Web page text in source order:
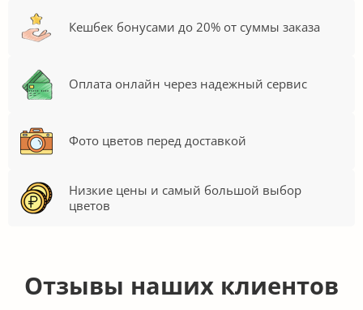
Кешбек бонусами до 20% от суммы заказа
Оплата онлайн через надежный сервис
Фото цветов перед доставкой
Низкие цены и самый большой выбор
цветов
Отзывы наших клиентов